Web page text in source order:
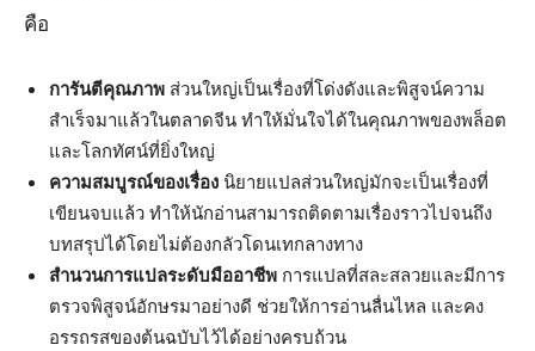
คือ
การันตีคุณภาพ ส่วนใหญ่เป็นเรื่องที่โด่งดังและพิสูจน์ความ
สำเร็จมาแล้วในตลาดจีน ทำให้มั่นใจได้ในคุณภาพของพล็อต
และโลกทัศน์ที่ยิ่งใหญ่
ความสมบูรณ์ของเรื่อง นิยายแปลส่วนใหญ่มักจะเป็นเรื่องที่
เขียนจบแล้ว ทำให้นักอ่านสามารถติดตามเรื่องราวไปจนถึง
บทสรุปได้โดยไม่ต้องกลัวโดนเทกลางทาง
สำนวนการแปลระดับมืออาชีพ การแปลที่สละสลวยและมีการ
ตรวจพิสูจน์อักษรมาอย่างดี ช่วยให้การอ่านลื่นไหล และคง
อรรถรสของต้นฉบับไว้ได้อย่างครบถ้วน